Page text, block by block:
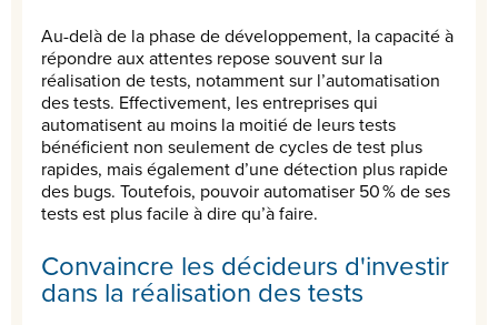
Au-delà de la phase de développement, la capacité à
répondre aux attentes repose souvent sur la
réalisation de tests, notamment sur l’automatisation
des tests. Effectivement, les entreprises qui
automatisent au moins la moitié de leurs tests
bénéficient non seulement de cycles de test plus
rapides, mais également d’une détection plus rapide
des bugs. Toutefois, pouvoir automatiser 50 % de ses
tests est plus facile à dire qu’à faire.
Convaincre les décideurs d'investir
dans la réalisation des tests